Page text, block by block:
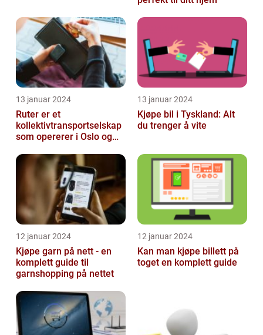
13 januar 2024
Ruter er et
kollektivtransportselskap
som opererer i Oslo og
13 januar 2024
Kjøpe bil i Tyskland: Alt
du trenger å vite
12 januar 2024
Kjøpe garn på nett - en
komplett guide til
garnshopping på nettet
12 januar 2024
Kan man kjøpe billett på
toget en komplett guide